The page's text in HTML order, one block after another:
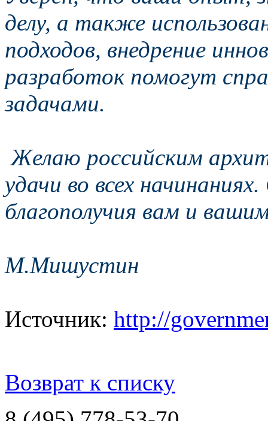
делу, а также
подходов, внедрение
разработок помогут
задачами.
Желаю российским
удачи во всех
благополучия вам и
М.Мишустин
Источник: http://
Возврат к списку